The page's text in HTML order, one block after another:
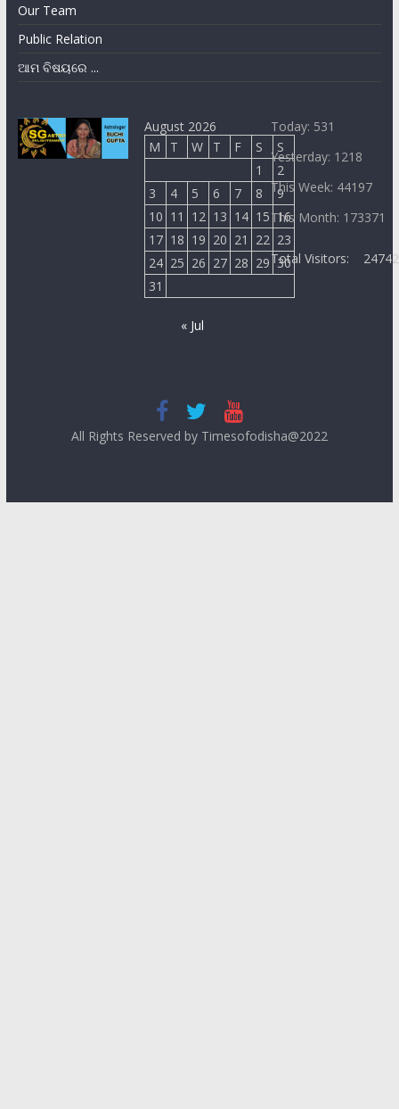
Our Team
Public Relation
ଆମ ବିଷୟରେ ...
August 2026
M
T W T F S
S
1
2
3
4 5 6 7 8
9
10 11 12 13 14 15 16
17 18 19 20 21 22 23
24 25 26 27 28 29 30
31
« Jul
Today: 531
Yesterday: 1218
This Week: 44197
This Month: 173371
Total Visitors:
All Rights Reserved by Timesofodisha@2022